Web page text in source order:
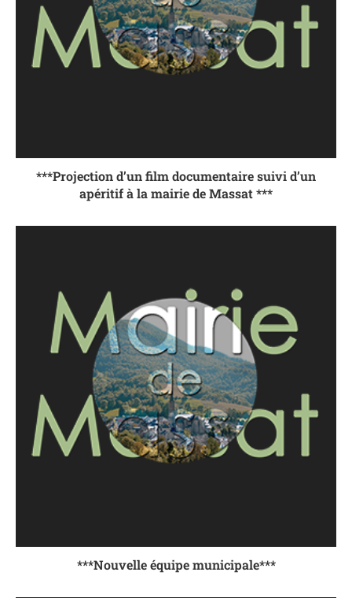
***Projection d’un film documentaire suivi d’un
apéritif à la mairie de Massat ***
***Nouvelle équipe municipale***